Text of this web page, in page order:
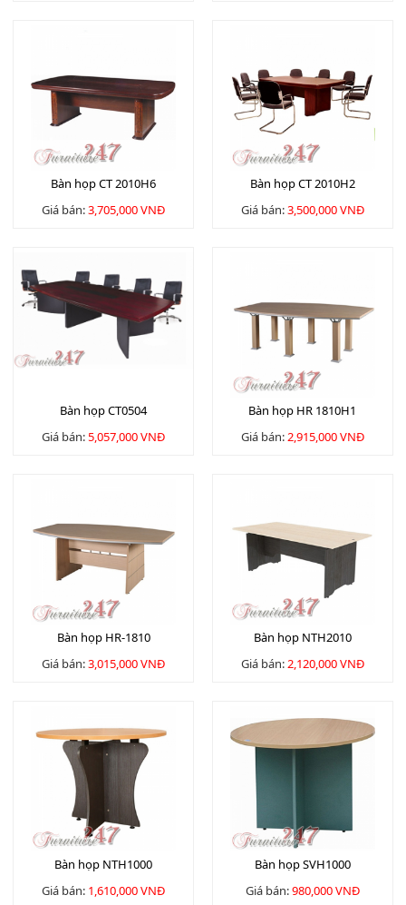
Bàn họp CT 2010H6
Giá bán:3,705,000 VNĐ
Bàn họp CT 2010H2
Giá bán:3,500,000 VNĐ
Bàn họp CT0504
Giá bán:5,057,000 VNĐ
Bàn họp HR 1810H1
Giá bán:2,915,000 VNĐ
Bàn họp HR-1810
Giá bán:3,015,000 VNĐ
Bàn họp NTH2010
Giá bán:2,120,000 VNĐ
Bàn họp NTH1000
Giá bán: 1,610,000 VNĐ
Bàn họp SVH1000
Giá bán:980,000 VNĐ